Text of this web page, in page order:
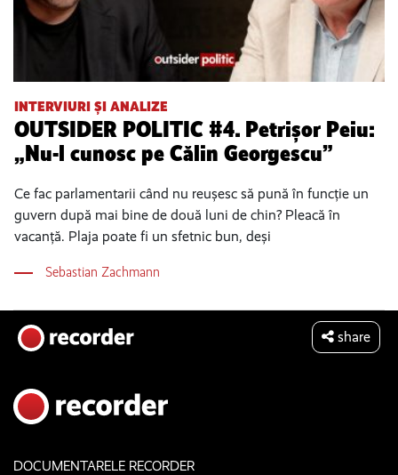
INTERVIURI ȘI ANALIZE
OUTSIDER POLITIC #4. Petrișor Peiu:
„Nu-l cunosc pe Călin Georgescu”
Ce fac parlamentarii când nu reușesc să pună în funcție un
guvern după mai bine de două luni de chin? Pleacă în
vacanță. Plaja poate fi un sfetnic bun, deși
Sebastian Zachmann
share
DOCUMENTARELE RECORDER